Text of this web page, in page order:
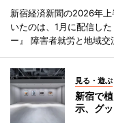
新宿経済新聞の2026年
いたのは、1月に配信し
ー』 障害者就労と地域交
見る・遊ぶ
新宿で
示、グ